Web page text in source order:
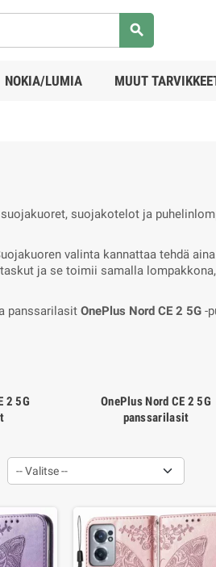
search
NOKIA/LUMIA MUUT
suojakotelot ja
valinta kannattaa tehdä
ja se toimii samalla
panssarilasit OnePlus Nord CE 2 5G -
2 5G
OnePlus Nord CE 2 5G
panssarilasit
-- Valitse --